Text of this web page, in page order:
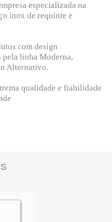
especializada na
inox de requinte e
com design
linha Moderna,
Alternativo.
qualidade e fiabilidade